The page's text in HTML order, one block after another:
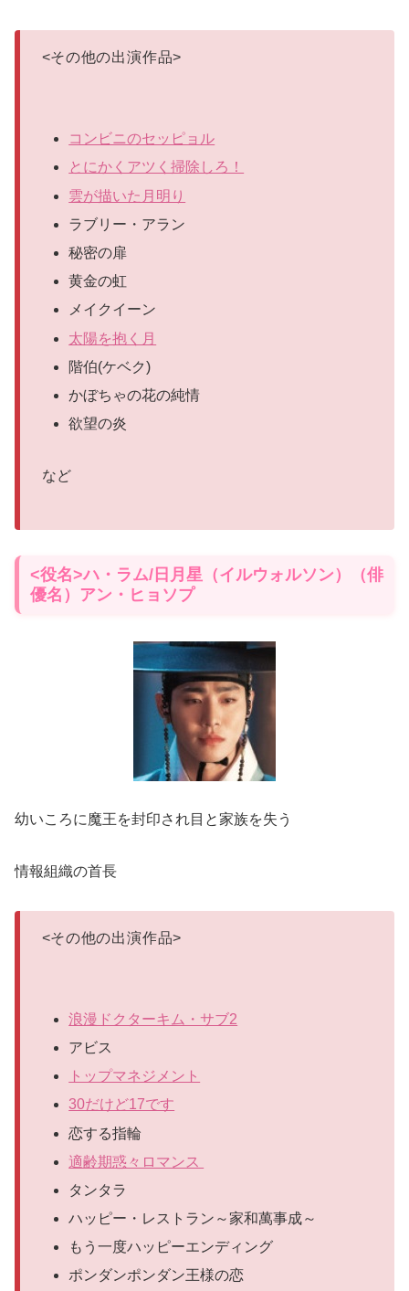
<その他の出演作品>
コンビニのセッピョル
とにかくアツく掃除しろ！
雲が描いた月明り
ラブリー・アラン
秘密の扉
黄金の虹
メイクイーン
太陽を抱く月
階伯(ケベク)
かぼちゃの花の純情
欲望の炎
など
<役名>ハ・ラム/日月星（イルウォルソン）（俳
優名）アン・ヒョソプ
幼いころに魔王を封印され目と家族を失う
情報組織の首長
<その他の出演作品>
浪漫ドクターキム・サブ2
アビス
トップマネジメント
30だけど17です
恋する指輪
適齢期惑々ロマンス
タンタラ
ハッピー・レストラン～家和萬事成～
もう一度ハッピーエンディング
ポンダンポンダン王様の恋